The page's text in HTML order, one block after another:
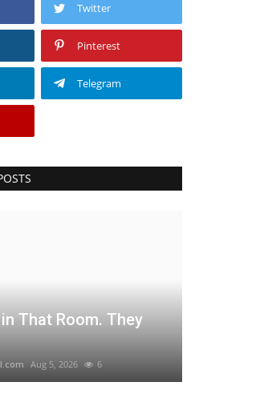
Twitter
Pinterest
Telegram
That Room. They
Aug 5, 2026 6